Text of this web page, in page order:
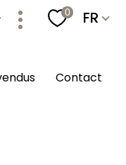
0 Langue
FR
contact